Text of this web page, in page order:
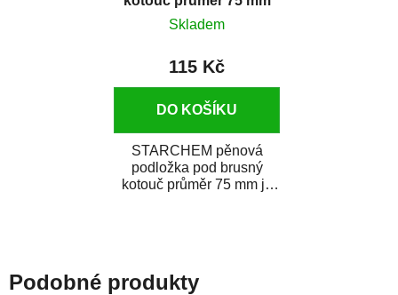
Skladem
115 Kč
DO KOŠÍKU
STARCHEM pěnová
podložka pod brusný
kotouč průměr 75 mm je
Podobné produkty